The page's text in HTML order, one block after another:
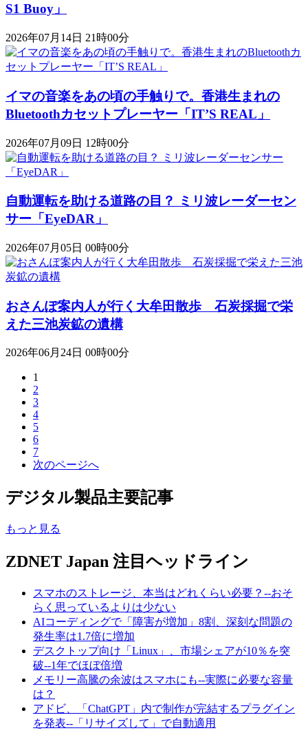
S1 Buoy​​」
2026年07月14日 21時00分
イマの音楽をあの頃の手触りで。香港生まれの
Bluetoothカセットプレーヤー「IT’S REAL」
2026年07月09日 12時00分
自動運転を助ける道路の目？ ミリ波レーダーセン
サー「EyeDAR」
2026年07月05日 00時00分
おさんぽ案内人が行く大牟田散歩 石炭採掘で栄
えた三池炭鉱の遺構
2026年06月24日 00時00分
1
2
3
4
5
6
7
次のページへ
デジタル製品主要記事
もっと見る
ZDNET Japan 注目ヘッドライン
スマホのストレージ、本当はどれくらい必要？--おそ
らく思っているよりは少ない
AIコーディングで「障害が増加」8割、深刻な問題の
発生率は1.7倍に増加
デスクトップ向け「Linux」、市場シェアが10％を突
破--1年でほぼ倍増
メモリー高騰の余波はスマホにも--実際に必要な容量
は？
アドビ、「ChatGPT」内で制作が完結するプラグイン
を発表--「リサイズして」で自動適用